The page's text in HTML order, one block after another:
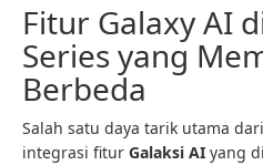
Fitur Galaxy AI
Series yang
Berbeda
Salah satu daya tarik utama dari
integrasi fitur Galaksi AI yang